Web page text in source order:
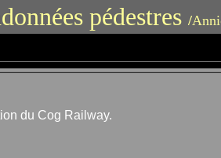
pédestres /
du Cog Railway.